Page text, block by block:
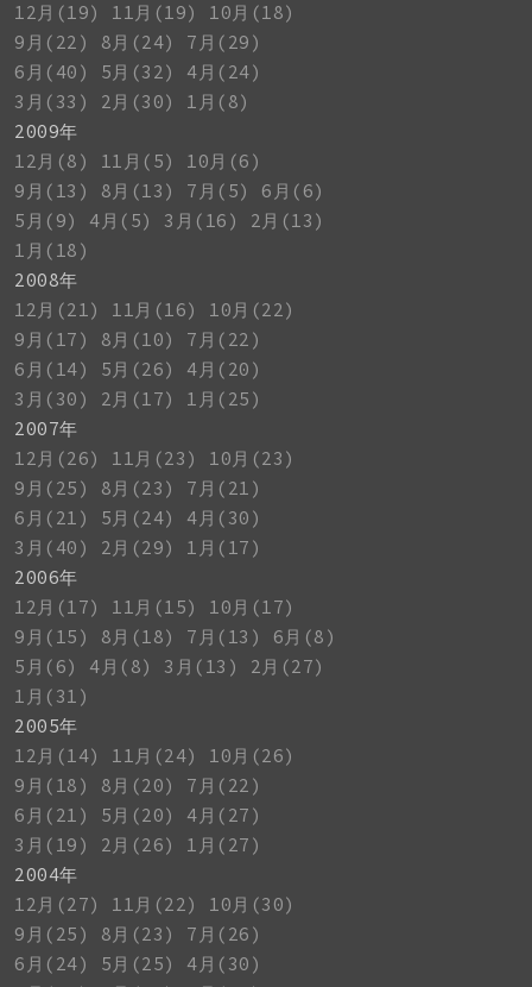
12月(19)
11月(19)
10月(18)
9月(22)
8月(24)
7月(29)
6月(40)
5月(32)
4月(24)
3月(33)
2月(30)
1月(8)
2009年
12月(8)
11月(5)
10月(6)
9月(13)
8月(13) 7月(5)
6月(6)
5月(9)
4月(5) 3月(16)
2月(13)
1月(18)
2008年
12月(21)
11月(16)
10月(22)
9月(17)
8月(10)
7月(22)
6月(14)
5月(26)
4月(20)
3月(30)
2月(17)
1月(25)
2007年
12月(26)
11月(23)
10月(23)
9月(25)
8月(23)
7月(21)
6月(21)
5月(24)
4月(30)
3月(40)
2月(29)
1月(17)
2006年
12月(17)
11月(15)
10月(17)
9月(15)
8月(18) 7月(13)
6月(8)
5月(6)
4月(8) 3月(13)
2月(27)
1月(31)
2005年
12月(14)
11月(24)
10月(26)
9月(18)
8月(20)
7月(22)
6月(21)
5月(20)
4月(27)
3月(19)
2月(26)
1月(27)
2004年
12月(27)
11月(22)
10月(30)
9月(25)
8月(23)
7月(26)
6月(24)
5月(25)
4月(30)